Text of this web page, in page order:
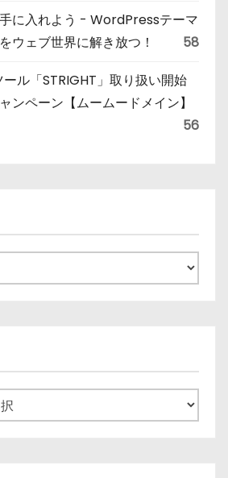
に入れよう - WordPressテーマ
ウェブ世界に解き放つ！
58
ル「STRIGHT」取り扱い開始
ンペーン【ムームードメイン】
56